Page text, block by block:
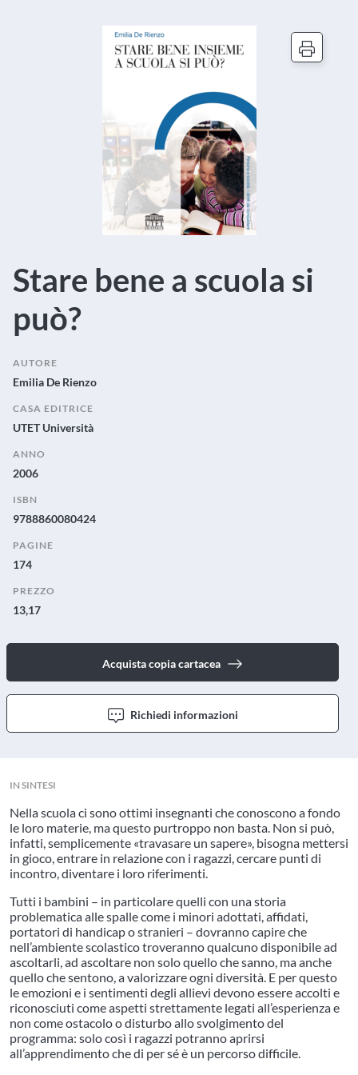
Stare bene a scuola si
può?
AUTORE
Emilia De Rienzo
CASA EDITRICE
UTET Università
ANNO
2006
ISBN
9788860080424
PAGINE
174
PREZZO
13,17
Acquista copia cartacea
Richiedi informazioni
IN SINTESI
Nella scuola ci sono ottimi insegnanti che conoscono a fondo
le loro materie, ma questo purtroppo non basta. Non si può,
infatti, semplicemente «travasare un sapere», bisogna mettersi
in gioco, entrare in relazione con i ragazzi, cercare punti di
incontro, diventare i loro riferimenti.
Tutti i bambini – in particolare quelli con una storia
problematica alle spalle come i minori adottati, affidati,
portatori di handicap o stranieri – dovranno capire che
nell’ambiente scolastico troveranno qualcuno disponibile ad
ascoltarli, ad ascoltare non solo quello che sanno, ma anche
quello che sentono, a valorizzare ogni diversità. E per questo
le emozioni e i sentimenti degli allievi devono essere accolti e
riconosciuti come aspetti strettamente legati all’esperienza e
non come ostacolo o disturbo allo svolgimento del
programma: solo così i ragazzi potranno aprirsi
all’apprendimento che di per sé è un percorso difficile.